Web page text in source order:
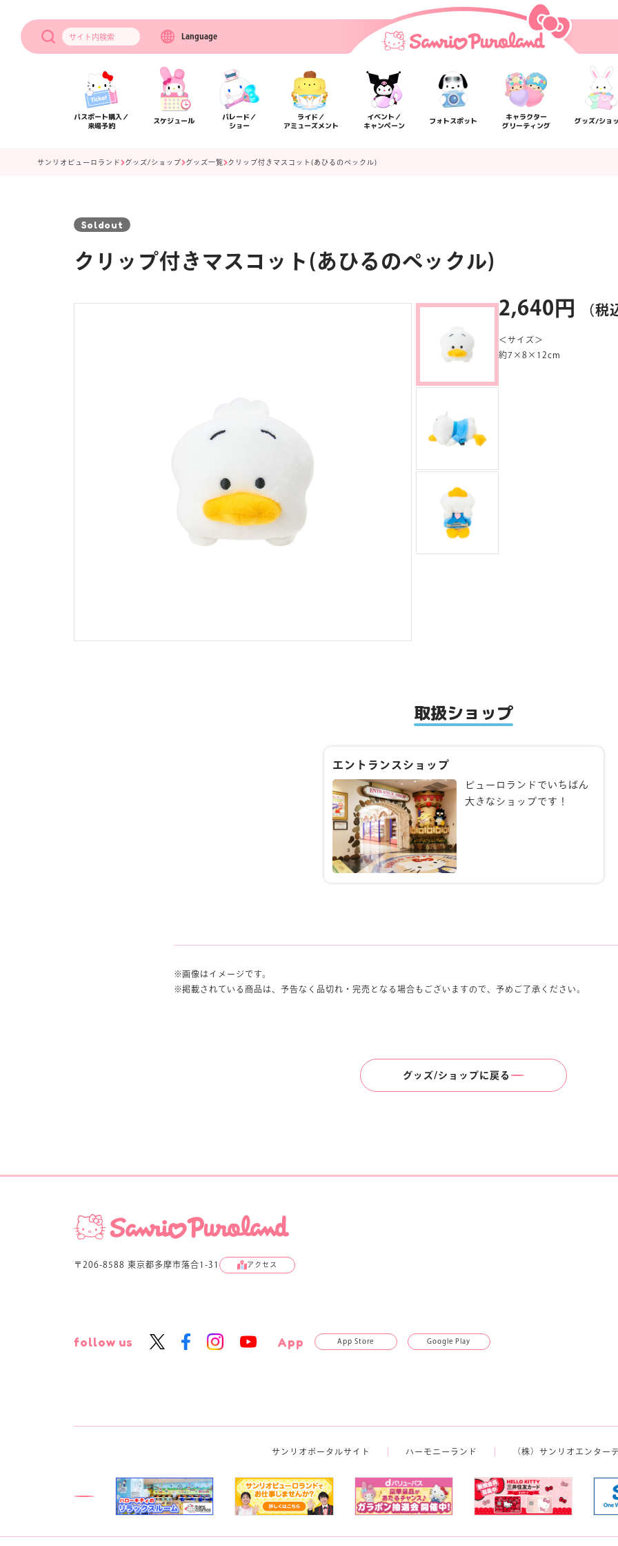
サイト内検索 Language
パスポート購入／
来場予約
スケジュール
パレード／
ショー
ライド／
アミューズメント
イベント／
キャンペーン
フォトスポット
キャラクター
グリーティング
グッズ/ショ
サンリオピューロランド グッズ/ショップ グッズ一覧 クリップ付きマスコット(あひるのペックル)
Soldout
クリップ付きマスコット(あひるのペックル)
2,640円 （税
＜サイズ＞
約7×8×12cm
取扱ショップ
エントランスショップ
ピューロランドでいちばん
大きなショップです！
画像はイメージです。
掲載されている商品は、予告なく品切れ・完売となる場合もございますので、予めご了承ください。
グッズ/ショップに戻る
〒206-8588 東京都多摩市落合1-31 アクセス
follow us App App Store Google Play
サンリオポータルサイト ハーモニーランド （株）サンリオエンター